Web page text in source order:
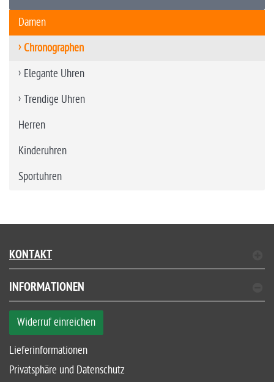
Damen
Chronographen
Elegante Uhren
Trendige Uhren
Herren
Kinderuhren
Sportuhren
KONTAKT
INFORMATIONEN
Widerruf einreichen
Lieferinformationen
Privatsphäre und Datenschutz